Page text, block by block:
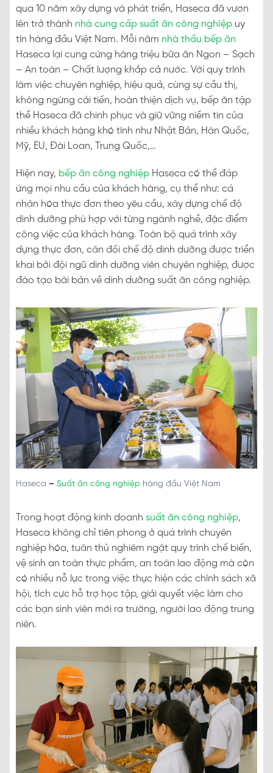
qua 10 năm xây dựng và phát triển, Haseca đã vươn
lên trở thành nhà cung cấp suất ăn công nghiệp uy
tín hàng đầu Việt Nam. Mỗi năm nhà thầu bếp ăn
Haseca lại cung cứng hàng triệu bữa ăn Ngon – Sạch
– An toàn – Chất lượng khắp cả nước. Với quy trình
làm việc chuyên nghiệp, hiệu quả, cùng sự cầu thị,
không ngừng cải tiến, hoàn thiện dịch vụ, bếp ăn tập
thể Haseca đã chinh phục và giữ vững niềm tin của
nhiều khách hàng khó tính như Nhật Bản, Hàn Quốc,
Mỹ, EU, Đài Loan, Trung Quốc,…
Hiện nay, bếp ăn công nghiệp Haseca có thể đáp
ứng mọi nhu cầu của khách hàng, cụ thể như: cá
nhân hóa thực đơn theo yêu cầu, xây dựng chế độ
dinh dưỡng phù hợp với từng ngành nghề, đặc điểm
công việc của khách hàng. Toàn bộ quá trình xây
dựng thực đơn, cân đối chế độ dinh dưỡng được triển
khai bởi đội ngũ dinh dưỡng viên chuyên nghiệp, được
đào tạo bài bản về dinh dưỡng suất ăn công nghiệp.
Haseca – Suất ăn công nghiệp hàng đầu Việt Nam
Trong hoạt động kinh doanh suất ăn công nghiệp,
Haseca không chỉ tiên phong ở quá trình chuyên
nghiệp hóa, tuân thủ nghiêm ngặt quy trình chế biến,
vệ sinh an toàn thực phẩm, an toàn lao động mà còn
có nhiều nỗ lực trong việc thực hiện các chính sách xã
hội, tích cực hỗ trợ học tập, giải quyết việc làm cho
các bạn sinh viên mới ra trường, người lao động trung
niên.